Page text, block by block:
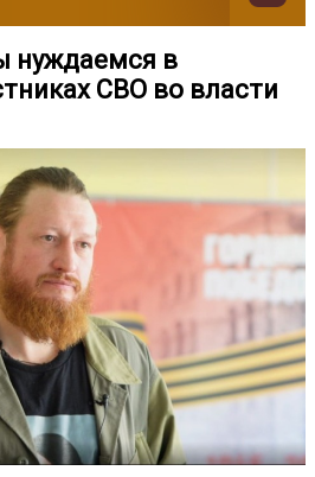
нуждаемся в
СВО во власти